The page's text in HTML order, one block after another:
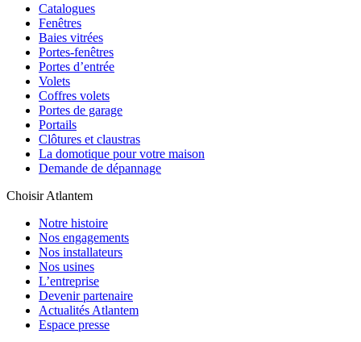
Catalogues
Fenêtres
Baies vitrées
Portes-fenêtres
Portes d’entrée
Volets
Coffres volets
Portes de garage
Portails
Clôtures et claustras
La domotique pour votre maison
Demande de dépannage
Choisir Atlantem
Notre histoire
Nos engagements
Nos installateurs
Nos usines
L’entreprise
Devenir partenaire
Actualités Atlantem
Espace presse